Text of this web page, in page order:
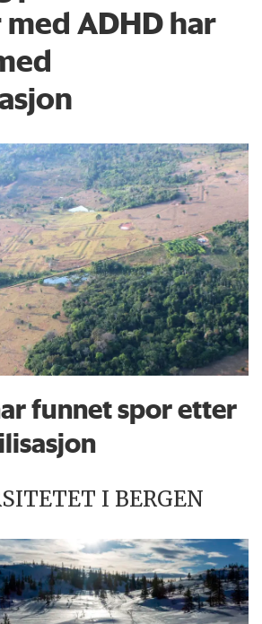
ADHD har
funnet spor etter
I BERGEN